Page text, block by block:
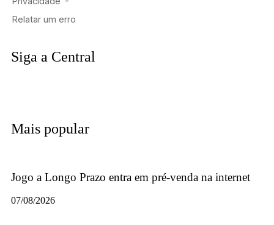
Siga a Central
Mais popular
Jogo a Longo Prazo entra em pré-venda na internet
07/08/2026